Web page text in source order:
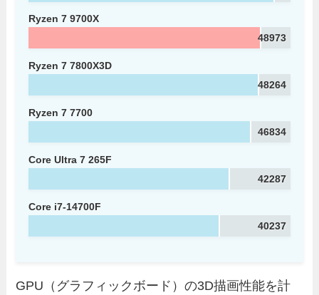
Ryzen 7 9700X
48973
Ryzen 7 7800X3D
48264
Ryzen 7 7700
46834
Core Ultra 7 265F
42287
Core i7-14700F
40237
GPU（グラフィックボード）の3D描画性能を計